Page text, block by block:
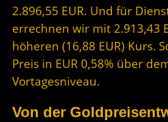
2.896,55 EUR. Und für
errechnen wir mit 2.913,43
höheren (16,88 EUR) Kurs.
Preis in EUR 0,58% über
Vortagesniveau.
Von der